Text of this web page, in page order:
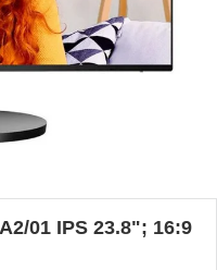
01 IPS 23.8"; 16:9